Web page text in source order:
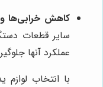
کاهش خرابی‌ها
سایر قطعات
عملکرد آنها
با انتخاب